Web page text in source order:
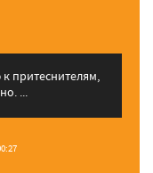
притеснителям,
...